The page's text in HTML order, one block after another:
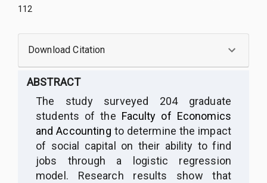
112
Download Citation
ABSTRACT
The study surveyed 204 graduate
students of the Faculty of Economics
and Accounting to determine the impact
of social capital on their ability to find
jobs through a logistic regression
model. Research results show that